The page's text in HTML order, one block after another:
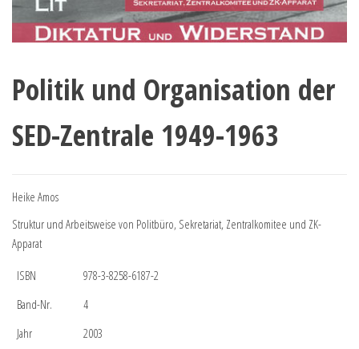
Politik und Organisation der
SED-Zentrale 1949-1963
Heike Amos
Struktur und Arbeitsweise von Politbüro, Sekretariat, Zentralkomitee und ZK-
Apparat
ISBN
978-3-8258-6187-2
Band-Nr.
4
Jahr
2003